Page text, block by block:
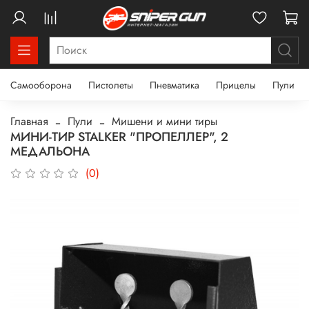
Самооборона Пистолеты Пневматика Прицелы Пули
Главная Пули Мишени и мини тиры
МИНИ-ТИР STALKER "ПРОПЕЛЛЕР", 2
МЕДАЛЬОНА
(0)